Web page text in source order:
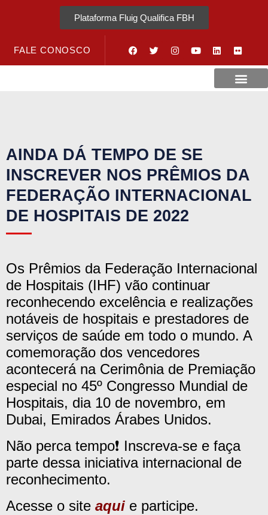
Plataforma Fluig Qualifica FBH
FALE CONOSCO
AINDA DÁ TEMPO DE SE
INSCREVER NOS PRÊMIOS DA
FEDERAÇÃO INTERNACIONAL
DE HOSPITAIS DE 2022
Os Prêmios da Federação Internacional
de Hospitais (IHF) vão continuar
reconhecendo excelência e realizações
notáveis ​​de hospitais e prestadores de
serviços de saúde em todo o mundo. A
comemoração dos vencedores
acontecerá na Cerimônia de Premiação
especial no 45º Congresso Mundial de
Hospitais, dia 10 de novembro, em
Dubai, Emirados Árabes Unidos.
Não perca tempo❗ Inscreva-se e faça
parte dessa iniciativa internacional de
reconhecimento.
Acesse o site aqui e participe.